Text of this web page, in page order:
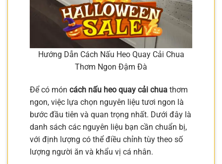
Hướng Dẫn Cách Nấu Heo Quay Cải Chua
Thơm Ngon Đậm Đà
Để có món cách nấu heo quay cải chua thơm
ngon, việc lựa chọn nguyên liệu tươi ngon là
bước đầu tiên và quan trọng nhất. Dưới đây là
danh sách các nguyên liệu bạn cần chuẩn bị,
với định lượng có thể điều chỉnh tùy theo số
lượng người ăn và khẩu vị cá nhân.